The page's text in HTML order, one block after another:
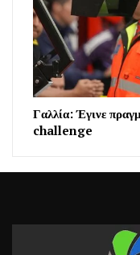
Γαλλία: Έγινε
challenge